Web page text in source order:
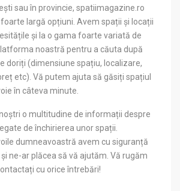
sau în provincie, spatiimagazine.ro
largă opțiuni. Avem spații și locații
și la o gama foarte variată de
noastră pentru a căuta după
doriți (dimensiune spațiu, localizare,
etc). Vă putem ajuta să găsiți spațiul
în câteva minute.
o multitudine de informații despre
de închirierea unor spații.
dumneavoastră avem cu siguranță
ne-ar plăcea să vă ajutăm. Vă rugăm
cu orice întrebări!